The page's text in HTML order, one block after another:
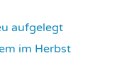
aufgelegt
im Herbst